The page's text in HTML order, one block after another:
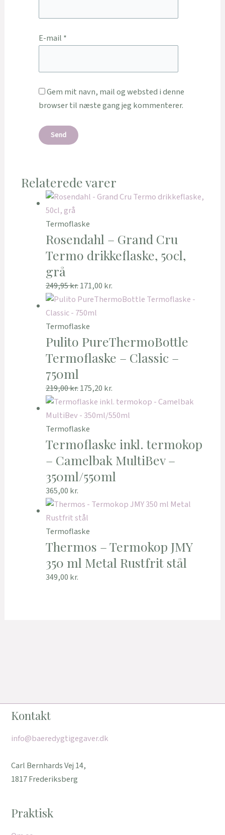
E-mail *
Gem mit navn, mail og websted i denne
browser til næste gang jeg kommenterer.
Relaterede varer
Termoflaske
Rosendahl – Grand Cru
Termo drikkeflaske, 50cl,
grå
249,95kr.171,00 kr.
Termoflaske
Pulito PureThermoBottle
Termoflaske – Classic –
750ml
219,00kr.175,20 kr.
Termoflaske
Termoflaske inkl. termokop
– Camelbak MultiBev –
350ml/550ml
365,00 kr.
Termoflaske
Thermos – Termokop JMY
350 ml Metal Rustfrit stål
349,00 kr.
Kontakt
info@baeredygtigegaver.dk
Carl Bernhards Vej 14,
1817 Frederiksberg
Praktisk